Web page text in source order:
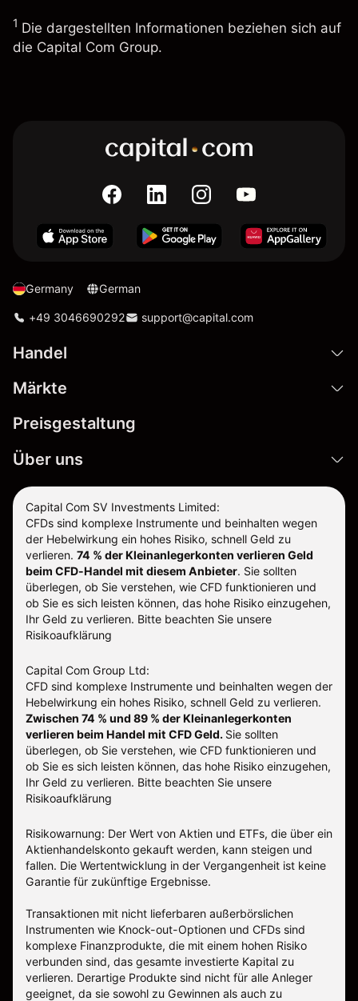
1 Die dargestellten Informationen beziehen sich auf
die Capital Com Group.
Germany German
+49 3046690292 support@capital.com
Handel
Märkte
Preisgestaltung
Über uns
Capital Com SV Investments Limited:
CFDs sind komplexe Instrumente und beinhalten wegen
der Hebelwirkung ein hohes Risiko, schnell Geld zu
verlieren. 74 % der Kleinanlegerkonten verlieren Geld
beim CFD-Handel mit diesem Anbieter. Sie sollten
überlegen, ob Sie verstehen, wie CFD funktionieren und
ob Sie es sich leisten können, das hohe Risiko einzugehen,
Ihr Geld zu verlieren. Bitte beachten Sie unsere
Risikoaufklärung
Capital Com Group Ltd:
CFD sind komplexe Instrumente und beinhalten wegen der
Hebelwirkung ein hohes Risiko, schnell Geld zu verlieren.
Zwischen 74 % und 89 % der Kleinanlegerkonten
verlieren beim Handel mit CFD Geld. Sie sollten
überlegen, ob Sie verstehen, wie CFD funktionieren und
ob Sie es sich leisten können, das hohe Risiko einzugehen,
Ihr Geld zu verlieren. Bitte beachten Sie unsere
Risikoaufklärung
Risikowarnung: Der Wert von Aktien und ETFs, die über ein
Aktienhandelskonto gekauft werden, kann steigen und
fallen. Die Wertentwicklung in der Vergangenheit ist keine
Garantie für zukünftige Ergebnisse.
Transaktionen mit nicht lieferbaren außerbörslichen
Instrumenten wie Knock-out-Optionen und CFDs sind
komplexe Finanzprodukte, die mit einem hohen Risiko
verbunden sind, das gesamte investierte Kapital zu
verlieren. Derartige Produkte sind nicht für alle Anleger
geeignet, da sie sowohl zu Gewinnen als auch zu